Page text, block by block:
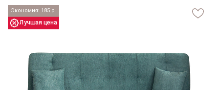
Экономия: 185 р.